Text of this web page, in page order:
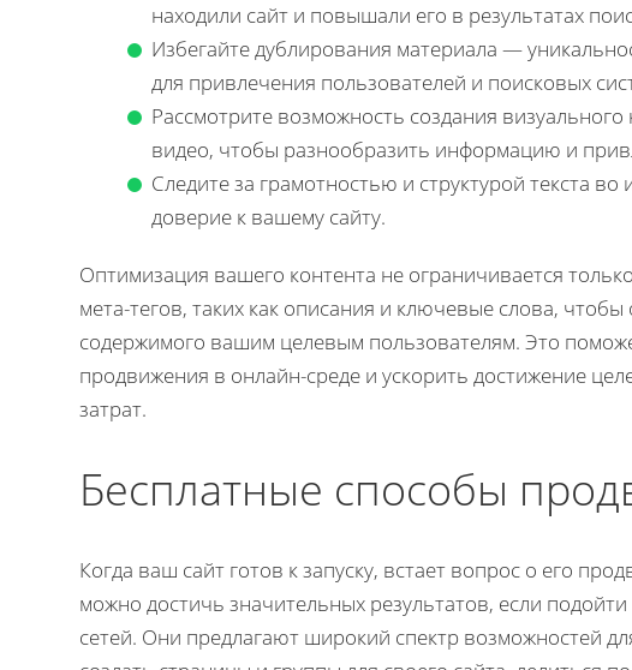
находили сайт и повышали его в результатах
Избегайте дублирования материала —
для привлечения пользователей и поисковых
Рассмотрите возможность создания
видео, чтобы разнообразить информацию и
Следите за грамотностью и структурой текста
доверие к вашему сайту.
Оптимизация вашего контента не ограничивается
мета-тегов, таких как описания и ключевые слова,
содержимого вашим целевым пользователям. Это
продвижения в онлайн-среде и ускорить достижение
затрат.
Бесплатные способы
Когда ваш сайт готов к запуску, встает вопрос о его
можно достичь значительных результатов, если
сетей. Они предлагают широкий спектр возможностей